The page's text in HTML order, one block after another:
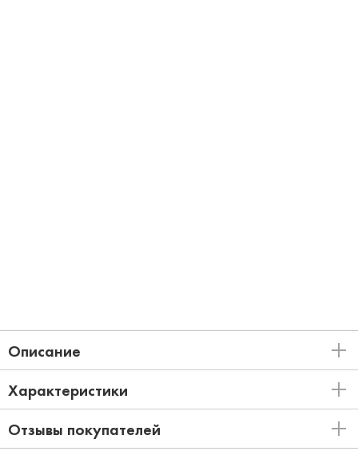
Описание
Характеристики
Отзывы покупателей